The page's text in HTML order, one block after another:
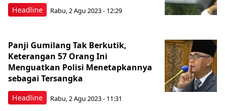
Headline Rabu, 2 Agu 2023 - 12:29
Headline
Panji Gumilang Tak Berkutik,
Keterangan 57 Orang Ini
Menguatkan Polisi Menetapkannya
sebagai Tersangka
Rabu, 2 Agu 2023 - 11:31